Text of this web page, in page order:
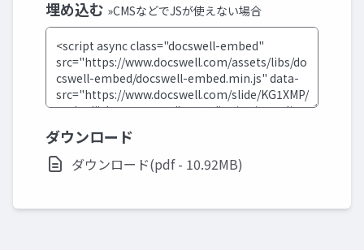
埋め込む »CMSなどでJSが使えない場合
ダウンロード
ダウンロード(pdf - 10.92MB)